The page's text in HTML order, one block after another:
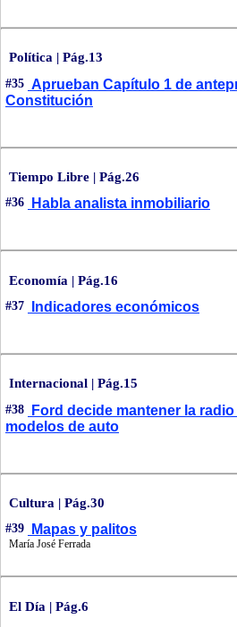
Política | Pág.13
#35 Aprueban Capítulo 1 de
Constitución
Tiempo Libre | Pág.26
#36 Habla analista inmobiliario
Economía | Pág.16
#37 Indicadores económicos
Internacional | Pág.15
#38
Ford decide mantener la
modelos de auto
Cultura | Pág.30
#39 Mapas y palitos
María José Ferrada
El Día | Pág.6